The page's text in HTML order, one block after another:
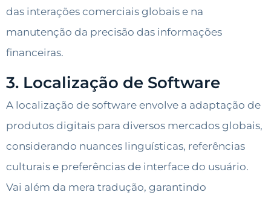
das interações comerciais globais e na
manutenção da precisão das informações
financeiras.
3. Localização de Software
A localização de software envolve a adaptação de
produtos digitais para diversos mercados globais,
considerando nuances linguísticas, referências
culturais e preferências de interface do usuário.
Vai além da mera tradução, garantindo